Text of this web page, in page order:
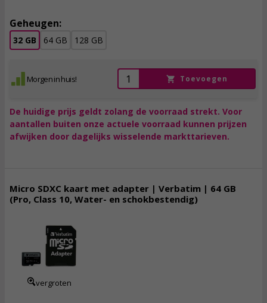
Geheugen:
32 GB 64 GB 128 GB
Morgen in huis! Toevoegen
De huidige prijs geldt zolang de voorraad strekt. Voor
aantallen buiten onze actuele voorraad kunnen prijzen
afwijken door dagelijks wisselende markttarieven.
Micro SDXC kaart met adapter | Verbatim | 64 GB
(Pro, Class 10, Water- en schokbestendig)
vergroten